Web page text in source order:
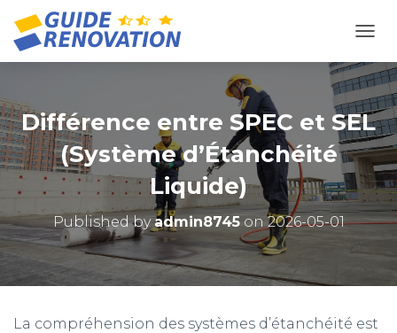
Différence entre SPEC et SEL
(Système d’Étanchéité
Liquide)
Published by admin8745on2026-05-01
La compréhension des systèmes d’étanchéité est